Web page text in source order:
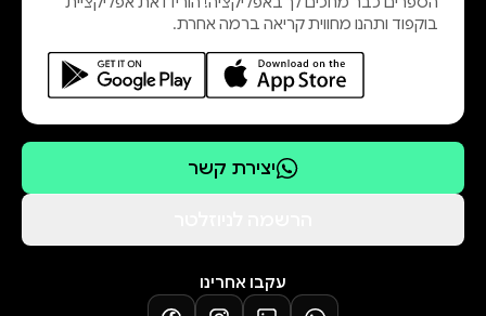
בוקפוד ותהנו מחווית קריאה ברמה אחרת.
יצירת קשר
עקבו אחרינו